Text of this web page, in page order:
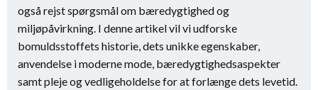
også rejst spørgsmål om bæredygtighed og
miljøpåvirkning. I denne artikel vil vi udforske
bomuldsstoffets historie, dets unikke egenskaber,
anvendelse i moderne mode, bæredygtighedsaspekter
samt pleje og vedligeholdelse for at forlænge dets levetid.